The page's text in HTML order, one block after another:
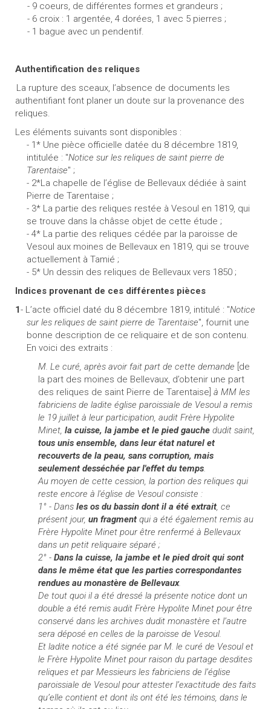
- 9 coeurs, de différentes formes et grandeurs ;
- 6 croix : 1 argentée, 4 dorées, 1 avec 5 pierres ;
- 1 bague avec un pendentif.
Authentification des reliques
La rupture des sceaux, l’absence de documents les
authentifiant font planer un doute sur la provenance des
reliques.
Les éléments suivants sont disponibles :
- 1* Une pièce officielle datée du 8 décembre 1819,
intitulée : "Notice sur les reliques de saint pierre de
Tarentaise" ;
- 2*La chapelle de l’église de Bellevaux dédiée à saint
Pierre de Tarentaise ;
- 3* La partie des reliques restée à Vesoul en 1819, qui
se trouve dans la châsse objet de cette étude ;
- 4* La partie des reliques cédée par la paroisse de
Vesoul aux moines de Bellevaux en 1819, qui se trouve
actuellement à Tamié ;
- 5* Un dessin des reliques de Bellevaux vers 1850 ;
Indices provenant de ces différentes pièces
1- L’acte officiel daté du 8 décembre 1819, intitulé : "Notice
sur les reliques de saint pierre de Tarentaise", fournit une
bonne description de ce reliquaire et de son contenu.
En voici des extraits :
M. Le curé, après avoir fait part de cette demande [de
la part des moines de Bellevaux, d’obtenir une part
des reliques de saint Pierre de Tarentaise] à MM les
fabriciens de ladite église paroissiale de Vesoul a remis
le 19 juillet à leur participation, audit Frère Hypolite
Minet, la cuisse, la jambe et le pied gauchedudit saint,
tous unis ensemble, dans leur état naturel et
recouverts de la peau, sans corruption, mais
seulement desséchée par l'effet du temps.
Au moyen de cette cession, la portion des reliques qui
reste encore à l'église de Vesoul consiste :
1° - Dans les os du bassin dont il a été extrait, ce
présent jour, un fragmentqui a été également remis au
Frère Hypolite Minet pour être renfermé à Bellevaux
dans un petit reliquaire séparé ;
2° - Dans la cuisse, la jambe et le pied droit qui sont
dans le même état que les parties correspondantes
rendues au monastère de Bellevaux.
De tout quoi il a été dressé la présente notice dont un
double a été remis audit Frère Hypolite Minet pour être
conservé dans les archives dudit monastère et l’autre
sera déposé en celles de la paroisse de Vesoul.
Et ladite notice a été signée par M. le curé de Vesoul et
le Frère Hypolite Minet pour raison du partage desdites
reliques et par Messieurs les fabriciens de l’église
paroissiale de Vesoul pour attester l’exactitude des faits
qu’elle contient et dont ils ont été les témoins, dans le